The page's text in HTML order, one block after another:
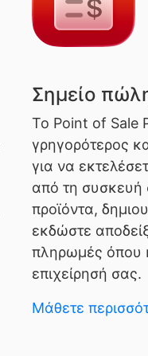
Σημείο
Το Point of Sale
γρηγορότερος
για να
από τη συσκευή
προϊόντα,
εκδώστε
πληρωμές όπου
επιχείρησή σας.
Μάθετε